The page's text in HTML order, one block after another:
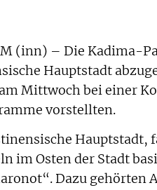
(inn) – Die Kadima-
Hauptstadt
Mittwoch bei einer
vorstellten.
im Osten der Stadt
Dazu gehörten